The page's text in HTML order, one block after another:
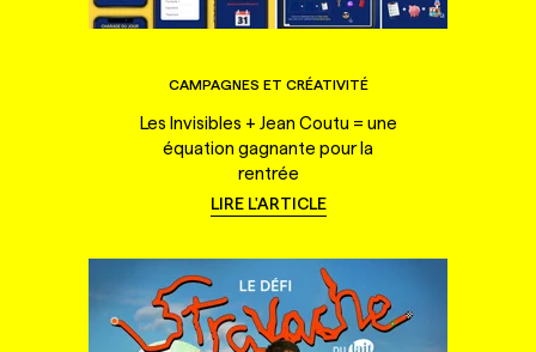
CAMPAGNES ET CRÉATIVITÉ
Les Invisibles + Jean Coutu = une
équation gagnante pour la
rentrée
LIRE L'ARTICLE